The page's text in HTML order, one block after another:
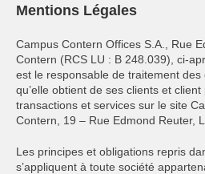
Mentions Légales
Campus Contern Offices S.A., Rue
Contern (RCS LU : B 248.039), ci-
est le responsable de traitement
qu’elle obtient de ses clients et
transactions et services sur le site
Contern, 19 – Rue Edmond Reuter,
Les principes et obligations repris
s’appliquent à toute société